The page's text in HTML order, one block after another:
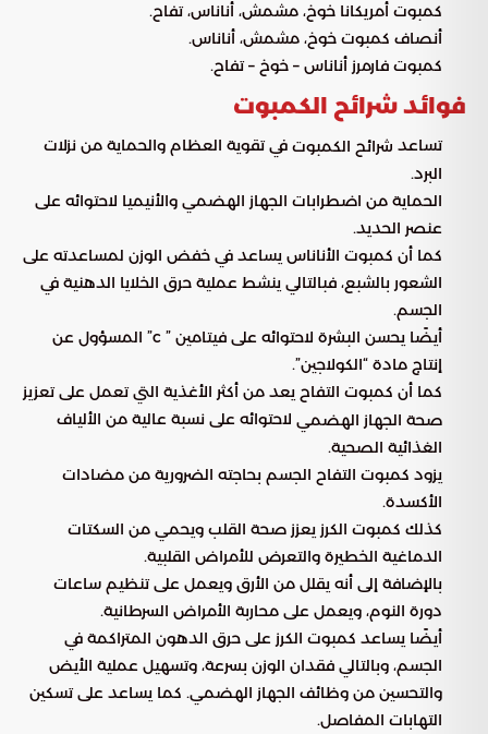
كمبوت أمريكانا خوخ، مشمش، أناناس، تفاح.
أنصاف كمبوت خوخ، مشمش، أناناس.
كمبوت فارمرز أناناس – خوخ – تفاح.
فوائد شرائح الكمبوت
تساعد شرائح الكمبوت في تقوية العظام والحماية من نزلات
البرد.
الحماية من اضطرابات الجهاز الهضمي والأنيميا لاحتوائه على
عنصر الحديد.
كما أن كمبوت الأناناس يساعد في خفض الوزن لمساعدته على
الشعور بالشبع، فبالتالي ينشط عملية حرق الخلايا الدهنية في
الجسم.
أيضًا يحسن البشرة لاحتوائه على فيتامين ” c” المسؤول عن
إنتاج مادة “الكولاجين”.
كما أن كمبوت التفاح يعد من أكثر الأغذية التي تعمل على تعزيز
صحة الجهاز الهضمي لاحتوائه على نسبة عالية من الألياف
الغذائية الصحية.
يزود كمبوت التفاح الجسم بحاجته الضرورية من مضادات
الأكسدة.
كذلك كمبوت الكرز يعزز صحة القلب ويحمي من السكتات
الدماغية الخطيرة والتعرض للأمراض القلبية.
بالإضافة إلى أنه يقلل من الأرق ويعمل على تنظيم ساعات
دورة النوم، ويعمل على محاربة الأمراض السرطانية.
أيضًا يساعد كمبوت الكرز على حرق الدهون المتراكمة في
الجسم، وبالتالي فقدان الوزن بسرعة، وتسهيل عملية الأيض
والتحسين من وظائف الجهاز الهضمي. كما يساعد على تسكين
التهابات المفاصل.